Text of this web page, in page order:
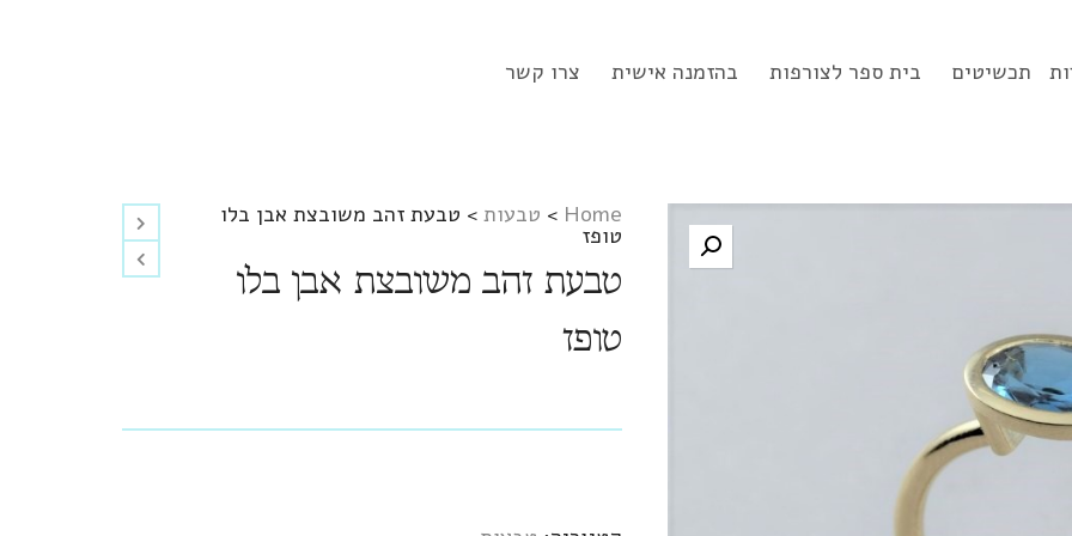
תכשיטים בית ספר לצורפות בהזמנה אישית צרו קשר
Home
> טבעות > טבעת זהב משובצת אבן בלו
טופז
טבעת זהב משובצת אבן בלו
טופז